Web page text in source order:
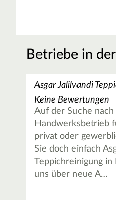
Betriebe in
Asgar Jalilvandi
Keine Bewertungen
Auf der Suche nach
Handwerksbetrieb
privat oder
Sie doch einfach
Teppichreinigung
uns über neue A…